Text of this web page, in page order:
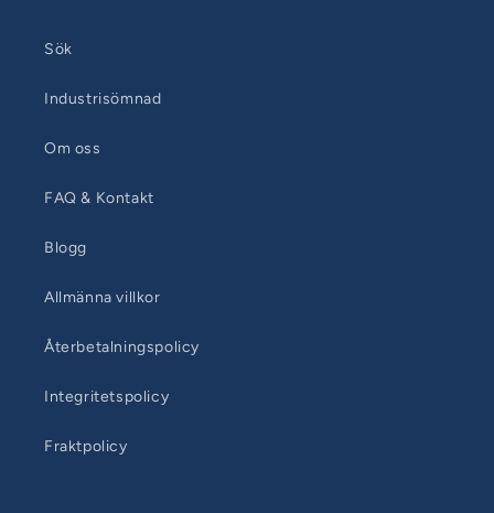
Sök
Industrisömnad
Om oss
FAQ & Kontakt
Blogg
Allmänna villkor
Återbetalningspolicy
Integritetspolicy
Fraktpolicy